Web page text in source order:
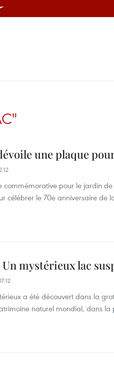
une plaque
commémorative pour le jardin
célébrer le 70e anniversaire de
Un mystérieux lac
a été découvert dans la
naturel mondial, dans